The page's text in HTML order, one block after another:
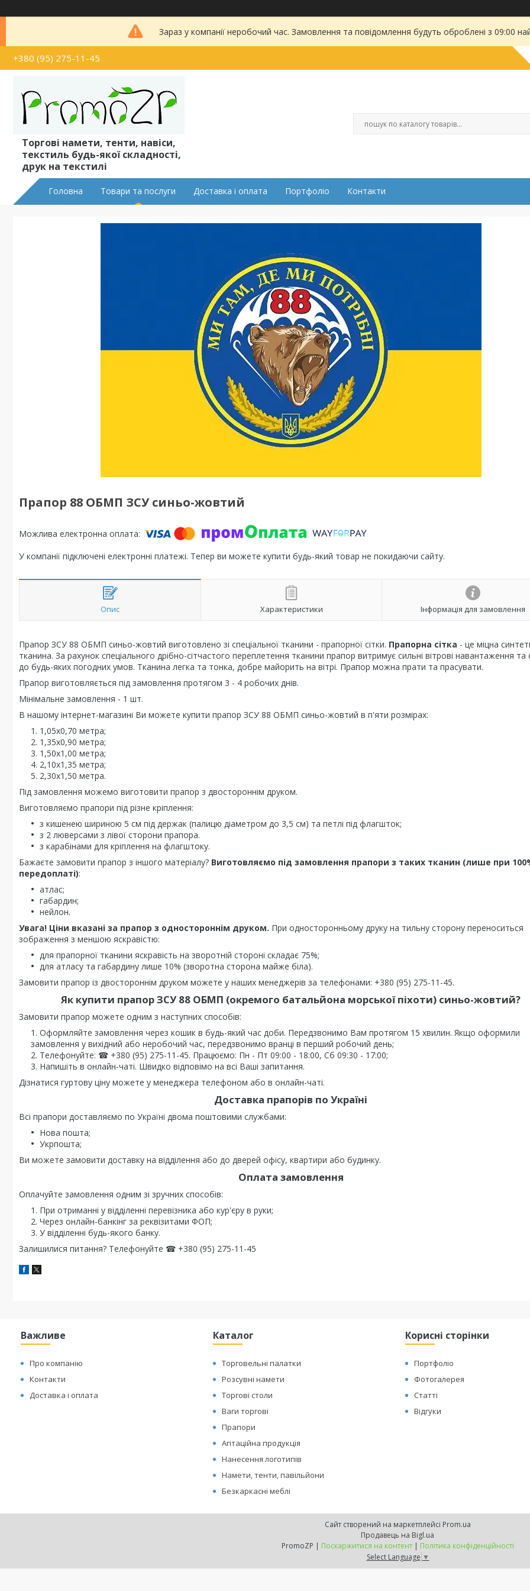
Зараз у компанії неробочий час. Замовлення та повідомлення будуть оброблені з 09:00
+380 (95) 275-11-45
Торгові намети, тенти, навіси,
текстиль будь-якої складності,
друк на текстилі
Головна Товари та послуги Доставка і оплата Портфоліо Контакти
Прапор 88 ОБМП ЗСУ синьо-жовтий
У компанії підключені електронні платежі. Тепер ви можете купити будь-який товар не покидаючи сайту.
Опис Характеристики Інформація для замовлення
Прапор ЗСУ 88 ОБМП синьо-жовтий виготовлено зі спеціальної тканини - прапорної сітки. Прапорна сітка - це міцна
тканина. За рахунок спеціального дрібно-сітчастого переплетення тканини прапор витримує сильні вітрові навантаження та
до будь-яких погодних умов. Тканина легка та тонка, добре майорить на вітрі. Прапор можна прати та прасувати.
Прапор виготовляється під замовлення протягом 3 - 4 робочих днів.
Мінімальне замовлення - 1 шт.
В нашому інтернет-магазині Ви можете купити прапор ЗСУ 88 ОБМП синьо-жовтий в п'яти розмірах:
1,05х0,70 метра;
1,35х0,90 метра;
1,50х1,00 метра;
2,10х1,35 метра;
2,30х1,50 метра.
Під замовлення можемо виготовити прапор з двостороннім друком.
Виготовляємо прапори під різне кріплення:
з кишенею шириною 5 см під держак (палицю діаметром до 3,5 см) та петлі під флагшток;
з 2 люверсами з лівої сторони прапора.
з карабінами для кріплення на флагштоку.
Бажаєте замовити прапор з іншого матеріалу? Виготовляємо під замовлення прапори з таких тканин (лише при
передоплаті):
атлас;
габардин;
нейлон.
Увага! Ціни вказані за прапор з одностороннім друком. При односторонньому друку на тильну сторону переноситься
зображення з меншою яскравістю:
для прапорної тканини яскравість на зворотній стороні складає 75%;
для атласу та габардину лише 10% (зворотна сторона майже біла).
Замовити прапор із двостороннім друком можете у наших менеджерів за телефонами: +380 (95) 275-11-45.
Як купити прапор ЗСУ 88 ОБМП (окремого батальйона морської піхоти) синьо-жовтий?
Замовити прапор можете одним з наступних способів:
Оформляйте замовлення через кошик в будь-який час доби. Передзвонимо Вам протягом 15 хвилин. Якщо оформили
замовлення у вихідний або неробочий час, передзвонимо вранці в перший робочий день;
Телефонуйте: ☎ +380 (95) 275-11-45. Працюємо: Пн - Пт 09:00 - 18:00, Сб 09:30 - 17:00;
Напишіть в онлайн-чаті. Швидко відповімо на всі Ваші запитання.
Дізнатися гуртову ціну можете у менеджера телефоном або в онлайн-чаті.
Доставка прапорів по Україні
Всі прапори доставляємо по Україні двома поштовими службами:
Нова пошта;
Укрпошта;
Ви можете замовити доставку на відділення або до дверей офісу, квартири або будинку.
Оплата замовлення
Оплачуйте замовлення одним зі зручних способів:
При отриманні у відділенні перевізника або кур'єру в руки;
Через онлайн-банкінг за реквізитами ФОП;
У відділенні будь-якого банку.
Залишилися питання? Телефонуйте ☎ +380 (95) 275-11-45
Важливе
Про компанію
Контакти
Доставка і оплата
Каталог
Торговельні палатки
Розсувні намети
Торгові столи
Ваги торгові
Прапори
Агітаційна продукція
Нанесення логотипів
Намети, тенти, павільйони
Безкаркасні меблі
Корисні сторінки
Портфоліо
Фотогалерея
Статті
Відгуки
Сайт створений на маркетплейсі Prom.ua
Продавець на Bigl.ua
PromoZP | Поскаржитися на контент | Політика конфіденційності
Select Language ▼